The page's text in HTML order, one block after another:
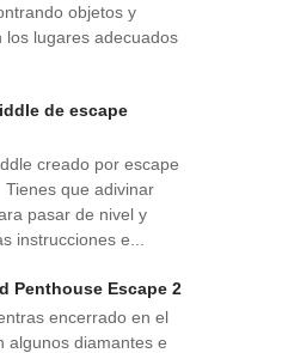
objetos y
los lugares adecuados
de escape
creado por escape
que adivinar
pasar de nivel y
instrucciones e...
Penthouse Escape 2
encerrado en el
algunos diamantes e